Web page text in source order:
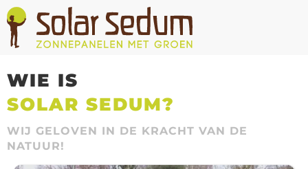
WIE IS
SOLAR SEDUM?
WIJ GELOVEN IN DE KRACHT VAN DE
NATUUR!